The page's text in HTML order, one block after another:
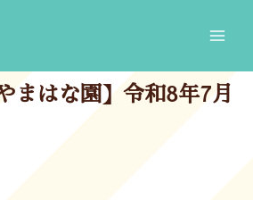
まはな園】令和8年7月